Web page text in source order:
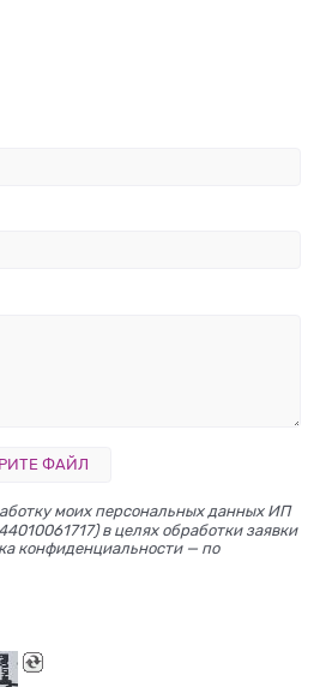
ФАЙЛ
моих персональных данных ИП
в целях обработки заявки
конфиденциальности — по